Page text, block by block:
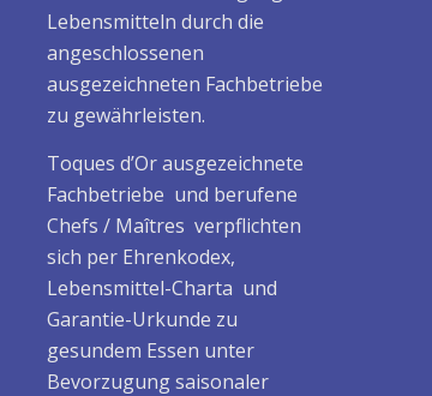
Lebensmitteln durch die
angeschlossenen
ausgezeichneten Fachbetriebe
zu gewährleisten.
Toques d’Or ausgezeichnete
Fachbetriebe und berufene
Chefs / Maîtres verpflichten
sich per Ehrenkodex,
Lebensmittel-Charta und
Garantie-Urkunde zu
gesundem Essen unter
Bevorzugung saisonaler